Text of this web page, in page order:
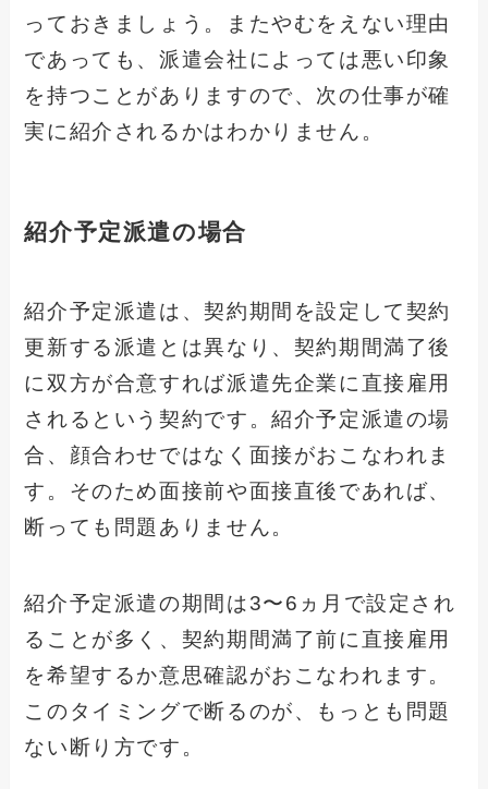
っておきましょう。またやむをえない理由
であっても、派遣会社によっては悪い印象
を持つことがありますので、次の仕事が確
実に紹介されるかはわかりません。
紹介予定派遣の場合
紹介予定派遣は、契約期間を設定して契約
更新する派遣とは異なり、契約期間満了後
に双方が合意すれば派遣先企業に直接雇用
されるという契約です。紹介予定派遣の場
合、顔合わせではなく面接がおこなわれま
す。そのため面接前や面接直後であれば、
断っても問題ありません。
紹介予定派遣の期間は3〜6ヵ月で設定され
ることが多く、契約期間満了前に直接雇用
を希望するか意思確認がおこなわれます。
このタイミングで断るのが、もっとも問題
ない断り方です。